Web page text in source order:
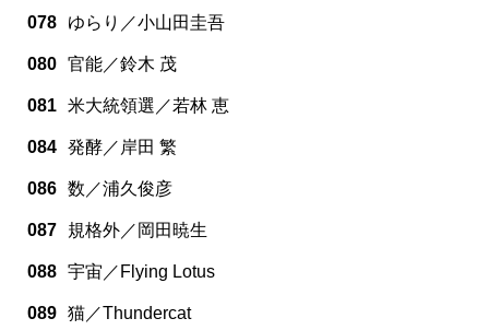
078 ゆらり／小山田圭吾
080 官能／鈴木 茂
081 米大統領選／若林 恵
084 発酵／岸田 繁
086 数／浦久俊彦
087 規格外／岡田暁生
088 宇宙／Flying Lotus
089 猫／Thundercat